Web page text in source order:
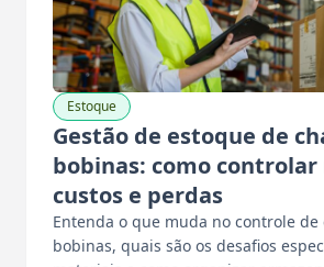
Estoque
Gestão de estoque de
bobinas: como
custos e perdas
Entenda o que muda no controle de
bobinas, quais são os desafios